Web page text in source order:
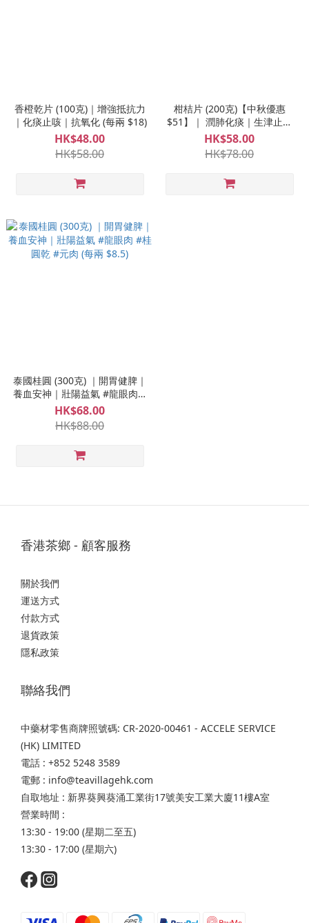
香橙乾片 (100克)｜增強抵抗力
｜化痰止咳｜抗氧化 (每兩 $18)
HK$48.00
HK$58.00
柑桔片 (200克)【中秋優惠
$51】｜ 潤肺化痰｜生津止咳
｜養聲護嗓 (每兩 $10.9)
HK$58.00
HK$78.00
泰國桂圓 (300克) ｜開胃健脾｜
養血安神｜壯陽益氣 #龍眼肉 #
桂圓乾 #元肉 (每兩 $8.5)
HK$68.00
HK$88.00
香港茶鄉 - 顧客服務
關於我們
運送方式
付款方式
退貨政策
隱私政策
聯絡我們
中藥材零售商牌照號碼: CR-2020-00461 - ACCELE SERVICE
(HK) LIMITED
電話 : +852 5248 3589
電郵 : info@teavillagehk.com
自取地址 : 新界葵興葵涌工業街17號美安工業大廈11樓A室
營業時間 :
13:30 - 19:00 (星期二至五)
13:30 - 17:00 (星期六)